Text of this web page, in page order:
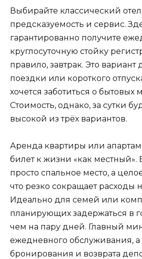
Выбирайте классический
предсказуемость и сервис.
гарантированно получите
круглосуточную стойку
правило, завтрак. Это вариант
поездки или короткого
хочется заботиться о бытовых
Стоимость, однако, за сутки
высокой из трёх вариантов.
Аренда квартиры или
билет к жизни «как местный».
просто спальное место, а
что резко сокращает расходы
Идеально для семей или
планирующих задержаться в
чем на пару дней. Главный
ежедневного обслуживания, а
бронирования и возврата